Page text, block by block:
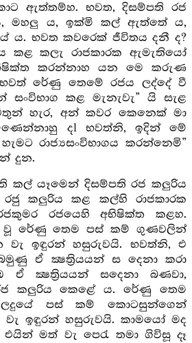
ඇත්තම්හ. භවත, දිසම්පති රජ
ය, මහලු ය, ඉක්මි කල් ඇත්තේ ය,
ය. භවත කවරෙක් ජීවිතය දනී ද?
කළ කලැ රාජකාරක ඇමැතියෝ
කරන්නාහ යන මෙ කරුණ
රේණු තෙමේ රජය ලද්දේ වී
සංවිභාග කළ මැනැවැ” යි සැළ
හැර, අන් කවර කෙනෙක් මා
දl භවත්නි, ඉදින් මේ
රාජ්‍යසංවිභාගය කරන්නෙමි”
දුන.
කල් යෑමෙන් දිසම්පති රජ කලුරිය
කලුරිය කළ කල්හි රාජකාරක
රජයෙහි අභිෂික්ත කළහ.
වූ රේණු තෙම පස් කම් ගුණවලින්
වැ ඉඳුරන් හසුරුවයි. භවත්නි, එ
ඒ ක්‍ෂත්‍රියයන් ස දෙනා කරා
ඒ ක්‍ෂත්‍රියයන් සදෙනා බණවා,
කලුරිය කෙළේ ය. රේණු තෙම
පස් කම් කොටසුන්ගෙන්
වැ ඉඳුරන් හසුරුවයි. කාමයෝ මද
මත් වැ පෙරැ තමා ගිවිසූ දෑ